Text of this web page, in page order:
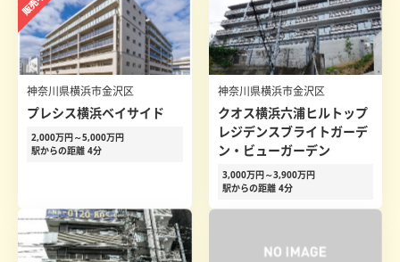
神奈川県横浜市金沢区
プレシス横浜ベイサイド
2,000万円～5,000万円
駅からの距離 4分
神奈川県横浜市金沢区
クオス横浜六浦ヒルトップ
レジデンスブライトガーデ
ン・ビューガーデン
3,000万円～3,900万円
駅からの距離 4分